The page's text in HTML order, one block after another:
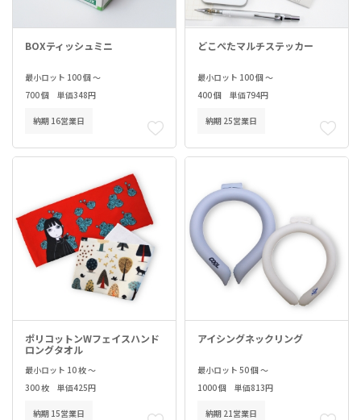
BOXティッシュミニ
最小ロット 100 個 ～
700 個 単価348円
納期 16営業日
どこぺたマルチステッカー
最小ロット 100 個 ～
400 個 単価794円
納期 25営業日
ポリコットンWフェイスハンド
ロングタオル
最小ロット 10 枚 ～
300 枚 単価425円
納期 15営業日
アイシングネックリング
最小ロット 50 個 ～
1000 個 単価813円
納期 21営業日